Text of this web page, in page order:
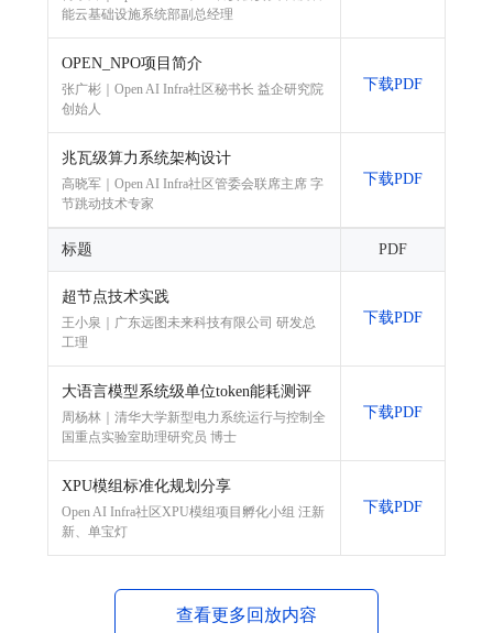
能云基础设施系统部副总经理
OPEN_NPO项目简介
张广彬｜Open AI Infra社区秘书长 益企研究院
创始人
下载PDF
兆瓦级算力系统架构设计
高晓军｜Open AI Infra社区管委会联席主席 字
节跳动技术专家
下载PDF
标题 PDF
超节点技术实践
王小泉｜广东远图未来科技有限公司 研发总
工理
下载PDF
大语言模型系统级单位token能耗测评
周杨林｜清华大学新型电力系统运行与控制全
国重点实验室助理研究员 博士
下载PDF
XPU模组标准化规划分享
Open AI Infra社区XPU模组项目孵化小组 汪新
新、单宝灯
下载PDF
查看更多回放内容